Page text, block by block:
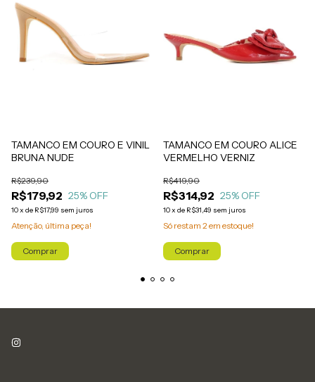
TAMANCO EM COURO E VINIL
BRUNA NUDE
R$179,92
R$239,90
25% OFF
10x de R$17,99 sem juros
Atenção, última peça!
Comprar
TAMANCO EM COURO ALICE
VERMELHO VERNIZ
R$314,92
R$419,90
25% OFF
10x de R$31,49 sem juros
Só restam 2em estoque!
Comprar